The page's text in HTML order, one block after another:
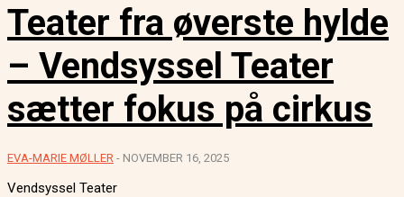
Teater fra øverste hylde
– Vendsyssel Teater
sætter fokus på cirkus
EVA-MARIE MØLLER - NOVEMBER 16, 2025
Vendsyssel Teater